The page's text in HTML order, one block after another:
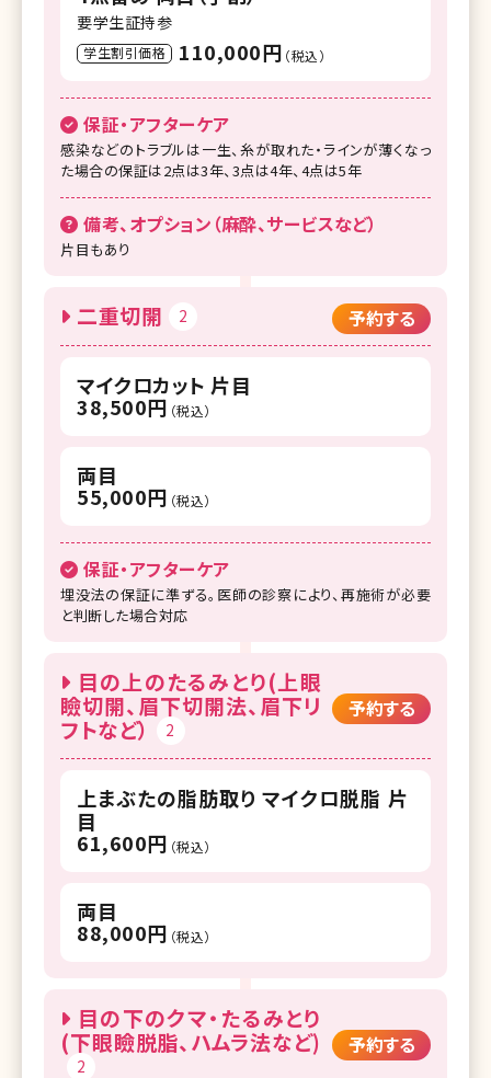
要学生証持参
学生割引価格 110,000円 （税込）
保証・アフターケア
感染などのトラブルは一生、糸が取れた・ラインが薄くなっ
た場合の保証は2点は3年、3点は4年、4点は5年
備考、オプション（麻酔、サービスなど）
片目もあり
二重切開 2 予約する
マイクロカット 片目
38,500円 （税込）
両目
55,000円 （税込）
保証・アフターケア
埋没法の保証に準ずる。医師の診察により、再施術が必要
と判断した場合対応
目の上のたるみとり(上眼
瞼切開、眉下切開法、眉下リ
フトなど）
2
予約する
上まぶたの脂肪取り マイクロ脱脂 片
目
61,600円 （税込）
両目
88,000円 （税込）
目の下のクマ・たるみとり
(下眼瞼脱脂、ハムラ法など)
2
予約する